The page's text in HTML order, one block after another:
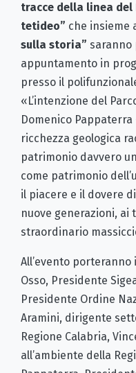
tracce della linea del
tetideo” che insieme
sulla storia” saranno
appuntamento in
presso il
«L’intenzione del
Domenico
ricchezza geologica
patrimonio davvero
come patrimonio
il piacere e il dovere
nuove generazioni,
straordinario
All’evento
Osso, Presidente
Presidente Ordine
Aramini, dirigente
Regione Calabria,
all’ambiente della